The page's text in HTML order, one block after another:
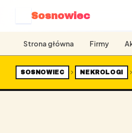
Sosnowiec
Strona główna Firmy
SOSNOWIEC NEKROLOGI